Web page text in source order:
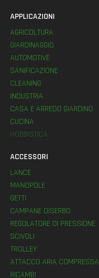
APPLICAZIONI
AGRICOLTURA
GIARDINAGGIO
AUTOMOTIVE
SANIFICAZIONE
CLEANING
INDUSTRIA
CASA E ARREDO GIARDINO
CUCINA
HOBBISTICA
ACCESSORI
LANCE
MANOPOLE
GETTI
CAMPANE DISERBO
REGOLATORE DI PRESSIONE
SCIVOLI
TROLLEY
ATTACCO ARIA COMPRESSA
RICAMBI